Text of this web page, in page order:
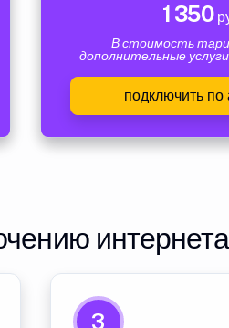
1 350
В стоимость
дополнительные
подключить по
интернета
3